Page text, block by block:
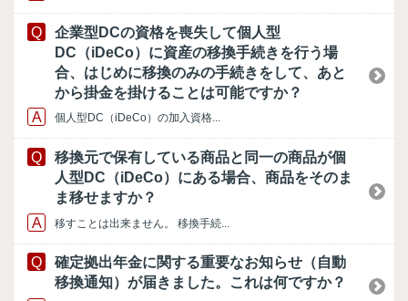
企業型DCの資格を喪失して個人型
DC（iDeCo）に資産の移換手続きを行う場
合、はじめに移換のみの手続きをして、あと
から掛金を掛けることは可能ですか？
個人型DC（iDeCo）の加入資格...
移換元で保有している商品と同一の商品が個
人型DC（iDeCo）にある場合、商品をそのま
ま移せますか？
移すことは出来ません。 移換手続...
確定拠出年金に関する重要なお知らせ（自動
移換通知）が届きました。これは何ですか？